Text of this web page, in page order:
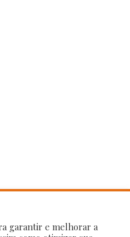
garantir e melhorar a